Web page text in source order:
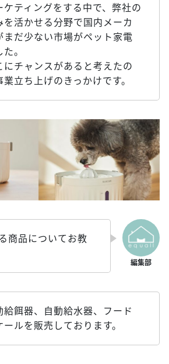
ケティングをする中で、弊社の
を活かせる分野で国内メーカ
まだ少ない市場がペット家電
。
にチャンスがあると考えたの
業立ち上げのきっかけです。
商品についてお教
給餌器、自動給水器、フード
ールを販売しております。